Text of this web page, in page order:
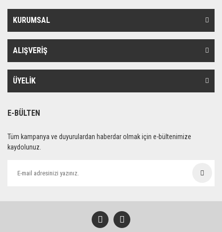
KURUMSAL
ALIŞVERİŞ
ÜYELİK
E-BÜLTEN
Tüm kampanya ve duyurulardan haberdar olmak için e-bültenimize
kaydolunuz.